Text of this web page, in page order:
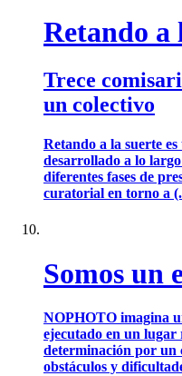
Retando a
Trece
un colectivo
Retando a la suerte
desarrollado a lo largo
diferentes fases de
curatorial en torno a
Somos un
NOPHOTO imagina
ejecutado en un
determinación por un
obstáculos y